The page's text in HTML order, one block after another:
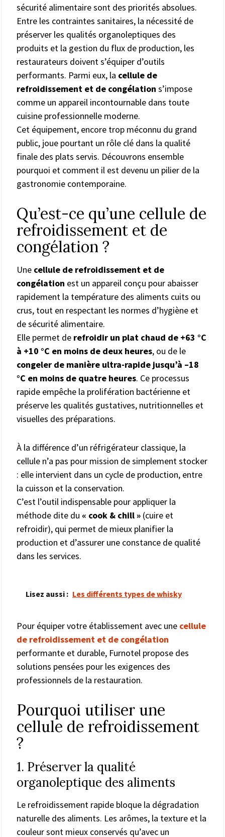
sécurité alimentaire sont des priorités absolues.
Entre les contraintes sanitaires, la nécessité de
préserver les qualités organoleptiques des
produits et la gestion du flux de production, les
restaurateurs doivent s’équiper d’outils
performants. Parmi eux, la cellule de
refroidissement et de congélation s’impose
comme un appareil incontournable dans toute
cuisine professionnelle moderne.
Cet équipement, encore trop méconnu du grand
public, joue pourtant un rôle clé dans la qualité
finale des plats servis. Découvrons ensemble
pourquoi et comment il est devenu un pilier de la
gastronomie contemporaine.
Qu’est-ce qu’une cellule de
refroidissement et de
congélation ?
Une cellule de refroidissement et de
congélation est un appareil conçu pour abaisser
rapidement la température des aliments cuits ou
crus, tout en respectant les normes d’hygiène et
de sécurité alimentaire.
Elle permet de refroidir un plat chaud de +63 °C
à +10 °C en moins de deux heures, ou de le
congeler de manière ultra-rapide jusqu’à –18
°C en moins de quatre heures. Ce processus
rapide empêche la prolifération bactérienne et
préserve les qualités gustatives, nutritionnelles et
visuelles des préparations.
À la différence d’un réfrigérateur classique, la
cellule n’a pas pour mission de simplement stocker
: elle intervient dans un cycle de production, entre
la cuisson et la conservation.
C’est l’outil indispensable pour appliquer la
méthode dite du « cook & chill » (cuire et
refroidir), qui permet de mieux planifier la
production et d’assurer une constance de qualité
dans les services.
Lisez aussi : Les différents types de whisky
Pour équiper votre établissement avec une cellule
de refroidissement et de congélation
performante et durable, Furnotel propose des
solutions pensées pour les exigences des
professionnels de la restauration.
Pourquoi utiliser une
cellule de refroidissement
?
1. Préserver la qualité
organoleptique des aliments
Le refroidissement rapide bloque la dégradation
naturelle des aliments. Les arômes, la texture et la
couleur sont mieux conservés qu’avec un